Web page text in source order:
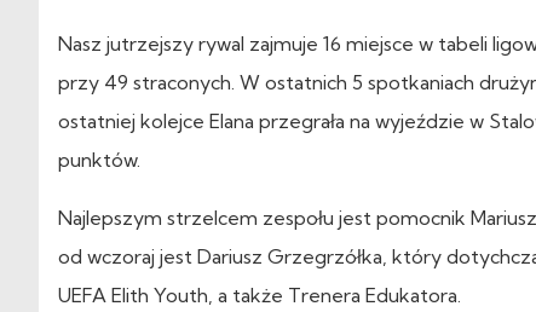
Nasz jutrzejszy rywal zajmuje 16 miejsce w tabeli
przy 49 straconych. W ostatnich 5 spotkaniach
ostatniej kolejce Elana przegrała na wyjeździe w
punktów.
Najlepszym strzelcem zespołu jest pomocnik
od wczoraj jest Dariusz Grzegrzółka, który
UEFA Elith Youth, a także Trenera Edukatora.